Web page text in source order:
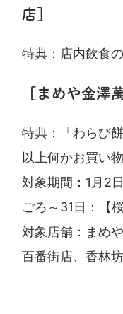
店］
特典：店内飲食
［まめや金澤
特典：「わらび
以上何かお買い
対象期間：1月2
ごろ～31日：【桜
対象店舗：まめ
百番街店、香林